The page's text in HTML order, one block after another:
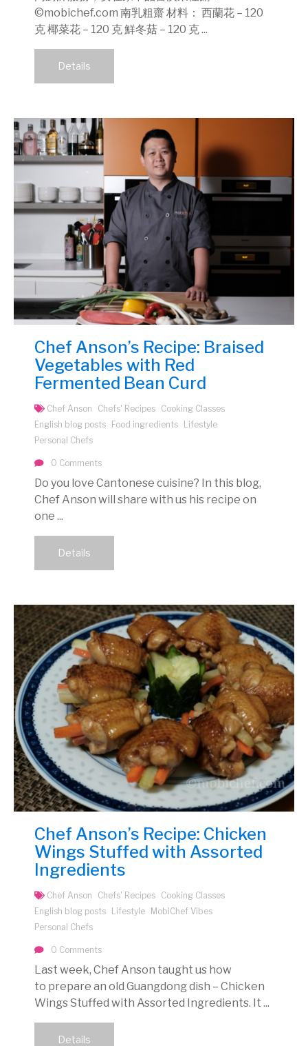
©mobichef.com 南乳粗齋 材料： 西蘭花 – 120
克 椰菜花 – 120 克 鮮冬菇 – 120 克 ...
Details
Chef Anson’s Recipe: Braised
Vegetables with Red
Fermented Bean Curd
Chef Anson Chefs' Recipes Cooking Classes
English blog posts
Food ingredients
Lifestyle
Personal Chefs
0 Comments
Do you love Cantonese cuisine? In this blog,
Chef Anson will share with us his recipe on
one ...
Details
Chef Anson’s Recipe: Chicken
Wings Stuffed with Assorted
Ingredients
Chef Anson Chefs' Recipes Cooking Classes
English blog posts
Lifestyle
MobiChef Vibes
Personal Chefs
0 Comments
Last week, Chef Anson taught us how
to prepare an old Guangdong dish – Chicken
Wings Stuffed with Assorted Ingredients. It ...
Details